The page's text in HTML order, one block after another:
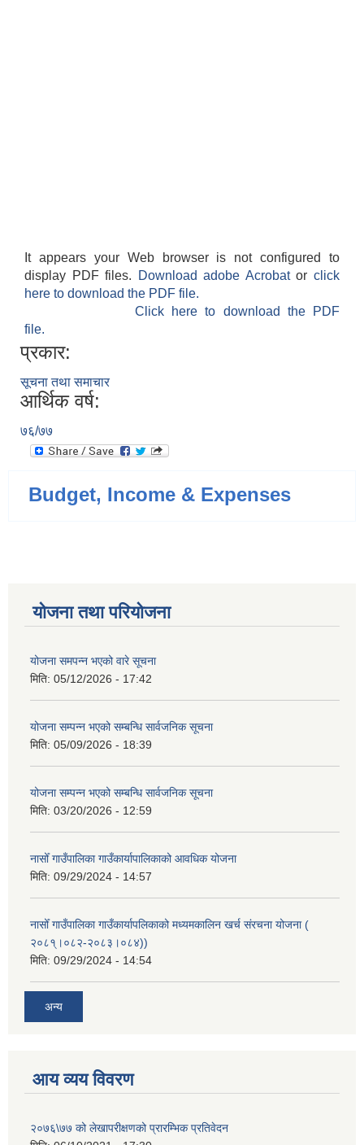
It appears your Web browser is not configured to
display PDF files.
Download adobe Acrobatorclick
here to download the PDF file.
Click here to download the PDF
file.
प्रकार:
सूचना तथा समाचार
आर्थिक वर्ष:
७६/७७
Budget, Income & Expenses
योजना तथा परियोजना
योजना समपन्न भएको वारे सूचना
मिति: 05/12/2026 - 17:42
योजना सम्पन्न भएको सम्बन्धि सार्वजनिक सूचना
मिति: 05/09/2026 - 18:39
योजना सम्पन्न भएको सम्बन्धि सार्वजनिक सूचना
मिति: 03/20/2026 - 12:59
नासोँ गाउँपालिका गाउँकार्यापालिकाको आवधिक योजना
मिति: 09/29/2024 - 14:57
नासोँ गाउँपालिका गाउँकार्यापलिकाको मध्यमकालिन खर्च संरचना योजना (
२०८१्।०८२-२०८३।०८४))
मिति: 09/29/2024 - 14:54
अन्य
आय व्यय विवरण
२०७६\७७ को लेखापरीक्षणको प्रारम्भिक प्रतिवेदन